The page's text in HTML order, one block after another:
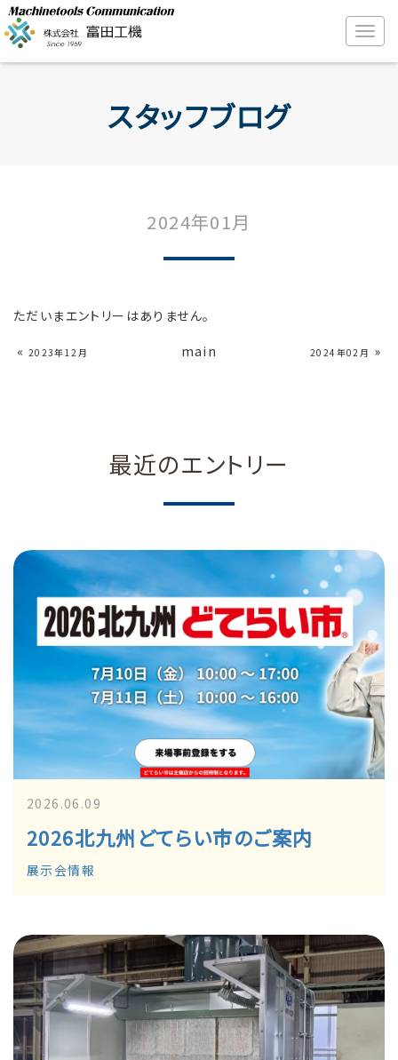
スタッフブログ
2024年01月
ただいまエントリーはありません。
« 2023年12月 main 2024年02月 »
最近のエントリー
2026北九州どてらい市のご案内
2026.06.09
展示会情報